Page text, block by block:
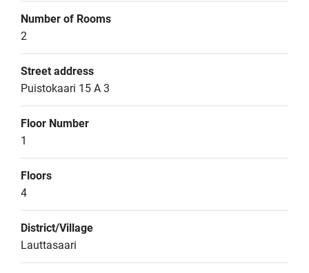
Number of Rooms
2
Street address
Puistokaari 15 A 3
Floor Number
1
Floors
4
District/Village
Lauttasaari